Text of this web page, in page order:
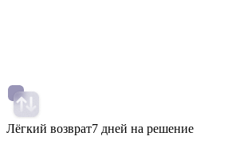
Лёгкий возврат7 дней на решение